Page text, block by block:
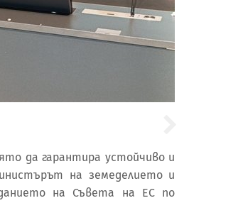
да гарантира устойчиво и
на земеделието и
на Съвета на ЕС по